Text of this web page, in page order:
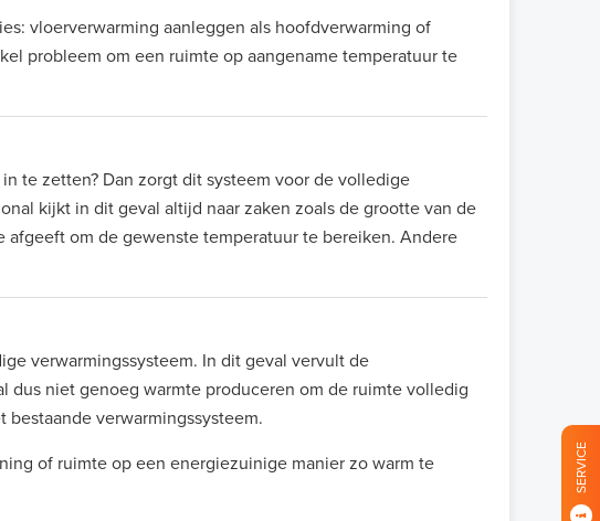
vloerverwarming aanleggen als hoofdverwarming of
probleem om een ruimte op aangename temperatuur te
in te zetten? Dan zorgt dit systeem voor de volledige
kijkt in dit geval altijd naar zaken zoals de grootte van de
om de gewenste temperatuur te bereiken. Andere
verwarmingssysteem. In dit geval vervult de
dus niet genoeg warmte produceren om de ruimte volledig
verwarmingssysteem.
of ruimte op een energiezuinige manier zo warm te
SERVICE